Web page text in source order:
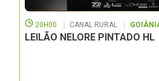
20H00 CANAL RURAL
LEILÃO NELORE PINTADO HL